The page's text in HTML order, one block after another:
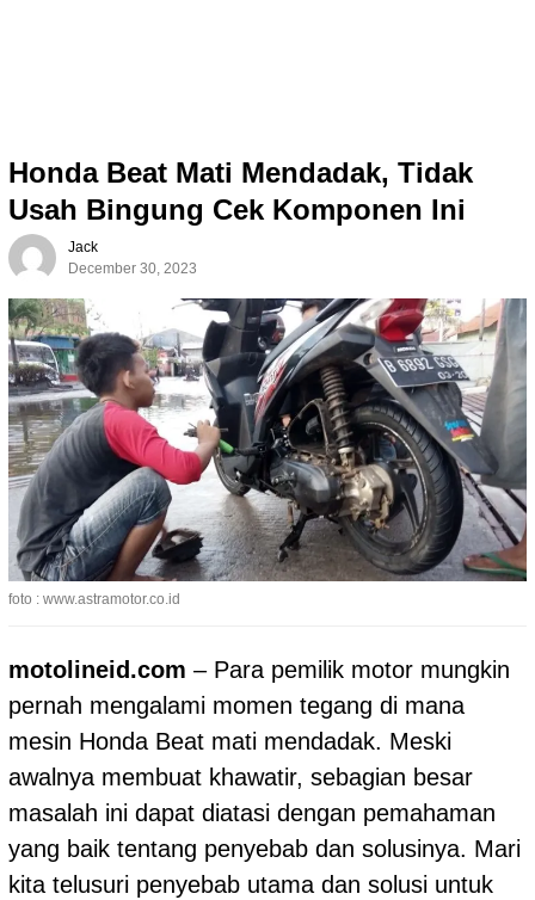
Honda Beat Mati Mendadak, Tidak
Usah Bingung Cek Komponen Ini
Jack
December 30, 2023
foto : www.astramotor.co.id
motolineid.com – Para pemilik motor mungkin
pernah mengalami momen tegang di mana
mesin Honda Beat mati mendadak. Meski
awalnya membuat khawatir, sebagian besar
masalah ini dapat diatasi dengan pemahaman
yang baik tentang penyebab dan solusinya. Mari
kita telusuri penyebab utama dan solusi untuk